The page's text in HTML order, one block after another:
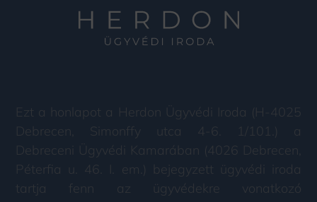
Ezt a honlapot a Herdon Ügyvédi Iroda (H-4025
Debrecen, Simonffy utca 4-6. 1/101.) a
Debreceni Ügyvédi Kamarában (4026 Debrecen,
Péterfia u. 46. I. em.) bejegyzett ügyvédi iroda
tartja fenn az ügyvédekre vonatkozó